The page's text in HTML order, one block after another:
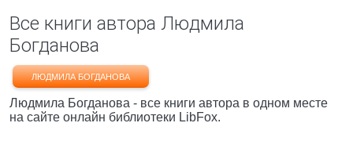
Все книги автора Людмила
Богданова
ЛЮДМИЛА БОГДАНОВА
Людмила Богданова - все книги автора в одном месте
на сайте онлайн библиотеки LibFox.